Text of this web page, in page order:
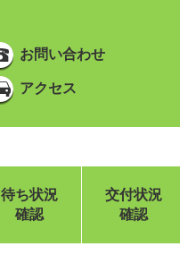
お問い合わせ
アクセス
待ち状況
確認
交付状況
確認